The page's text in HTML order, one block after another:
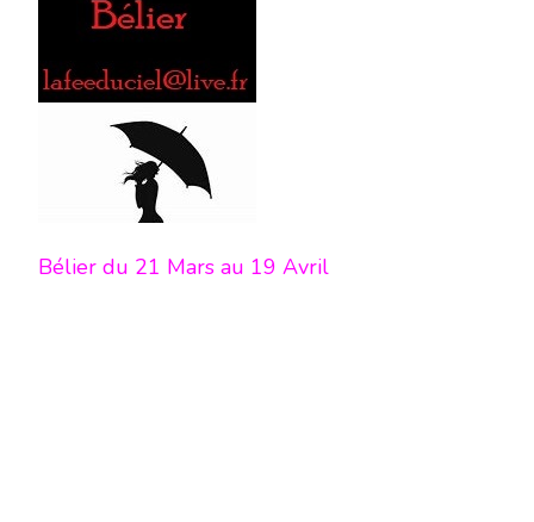
Bélier du 21 Mars au 19 Avril